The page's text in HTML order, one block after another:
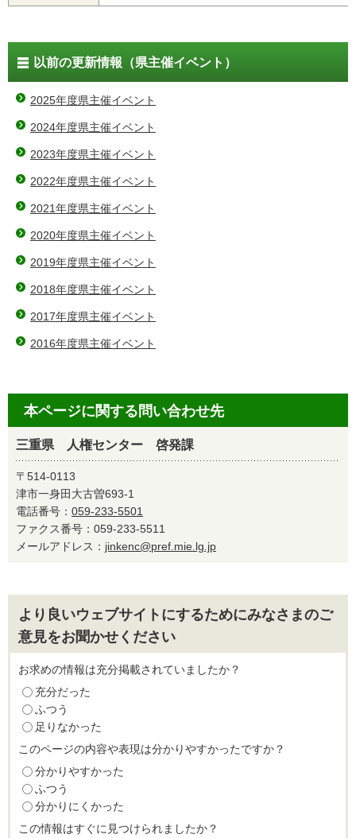
以前の更新情報（県主催イベント）
2025年度県主催イベント
2024年度県主催イベント
2023年度県主催イベント
2022年度県主催イベント
2021年度県主催イベント
2020年度県主催イベント
2019年度県主催イベント
2018年度県主催イベント
2017年度県主催イベント
2016年度県主催イベント
本ページに関する問い合わせ先
三重県 人権センター 啓発課
〒514-0113
津市一身田大古曽693-1
電話番号： 059-233-5501
ファクス番号：059-233-5511
メールアドレス： jinkenc@pref.mie.lg.jp
より良いウェブサイトにするためにみなさまのご
意見をお聞かせください
お求めの情報は充分掲載されていましたか？
充分だった
ふつう
足りなかった
このページの内容や表現は分かりやすかったですか？
分かりやすかった
ふつう
分かりにくかった
この情報はすぐに見つけられましたか？